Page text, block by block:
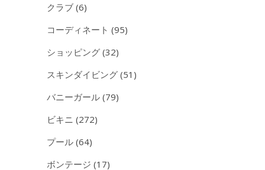
クラブ (6)
コーディネート (95)
ショッピング (32)
スキンダイビング (51)
バニーガール (79)
ビキニ (272)
プール (64)
ボンテージ (17)